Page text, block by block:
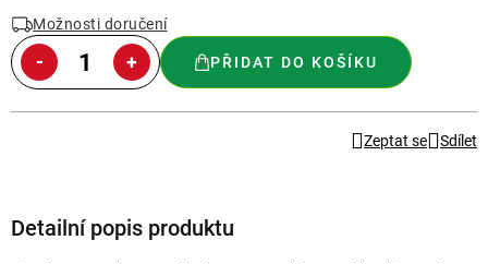
Možnosti doručení
PŘIDAT DO KOŠÍKU
Zeptat se Sdílet
Detailní popis produktu